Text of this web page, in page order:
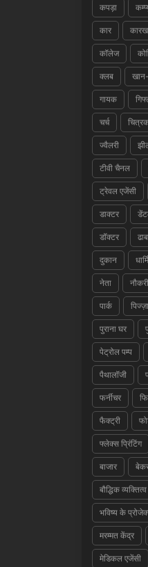
कपड़ा
कार
कॉलेज
क्लब
गायक
चर्च
ज्वैलरी
टीवी चैनल
ट्रेवल एजेंसी
डाक्टर
डॉक्टर
दुकान
नेता नौकरी
पार्क पिज्ज़ा
पुराना घर
पेट्रोल पम्प
पैथालॉजी
फर्नीचर
फैक्ट्री
फ्लेक्स प्रिंटिंग
बाजार
बौद्धिक व्यक्तित्व
भविष्य के
मरम्मत केंद्र
मेडिकल एजेंसी